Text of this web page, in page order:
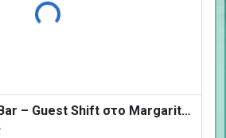
Φόρτωση...
Two Behind the Bar – Guest Shift στο Margarita Fresh